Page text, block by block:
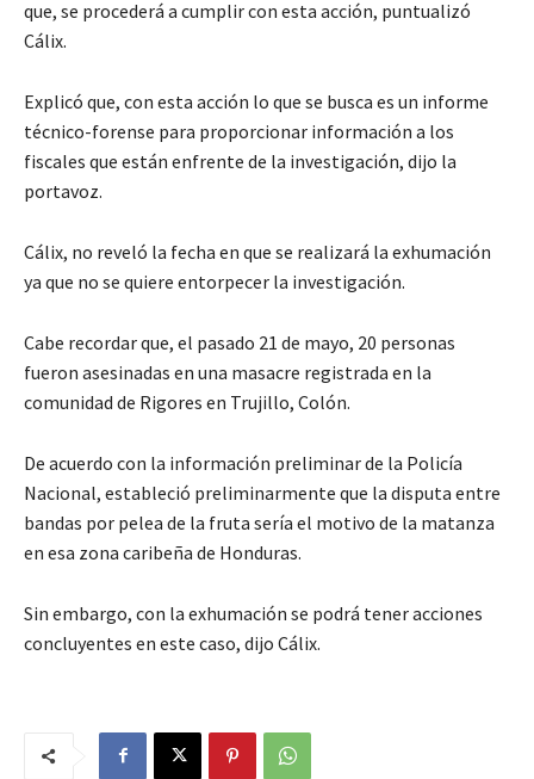
que, se procederá a cumplir con esta acción, puntualizó
Cálix.
Explicó que, con esta acción lo que se busca es un informe
técnico-forense para proporcionar información a los
fiscales que están enfrente de la investigación, dijo la
portavoz.
Cálix, no reveló la fecha en que se realizará la exhumación
ya que no se quiere entorpecer la investigación.
Cabe recordar que, el pasado 21 de mayo, 20 personas
fueron asesinadas en una masacre registrada en la
comunidad de Rigores en Trujillo, Colón.
De acuerdo con la información preliminar de la Policía
Nacional, estableció preliminarmente que la disputa entre
bandas por pelea de la fruta sería el motivo de la matanza
en esa zona caribeña de Honduras.
Sin embargo, con la exhumación se podrá tener acciones
concluyentes en este caso, dijo Cálix.